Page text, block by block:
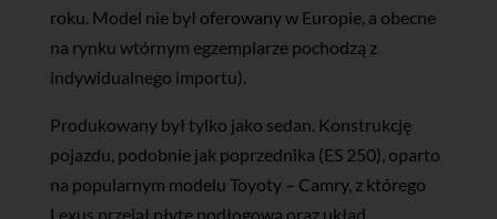
roku. Model nie był oferowany w Europie, a obecne
na rynku wtórnym egzemplarze pochodzą z
indywidualnego importu).
Produkowany był tylko jako sedan. Konstrukcję
pojazdu, podobnie jak poprzednika (ES 250), oparto
na popularnym modelu Toyoty – Camry, z którego
Lexus przejął płytę podłogową oraz układ